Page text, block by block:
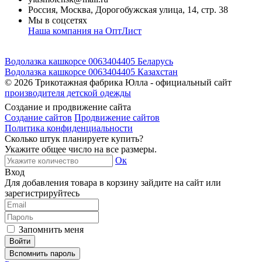
Россия, Москва, Дорогобужская улица, 14, стр. 38
Мы в соцсетях
Наша компания на ОптЛист
Водолазка кашкорсе 0063404405 Беларусь
Водолазка кашкорсе 0063404405 Казахстан
© 2026 Трикотажная фабрика Юлла - официальный сайт
производителя детской одежды
Создание и продвижение сайта
Создание сайтов Продвижение сайтов
Политика конфиденциальности
Сколько штук планируете купить?
Укажите общее число на все размеры.
Ок
Вход
Для добавления товара в корзину зайдите на сайт или
зарегистрируйтесь
Запомнить меня
Вспомнить пароль